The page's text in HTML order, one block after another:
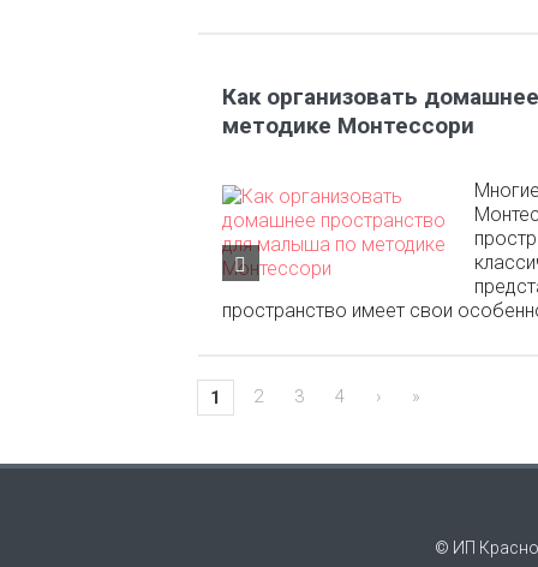
Как организовать
методике Монтессори
пространство имеет свои
1 2 3 4 › »
© ИП